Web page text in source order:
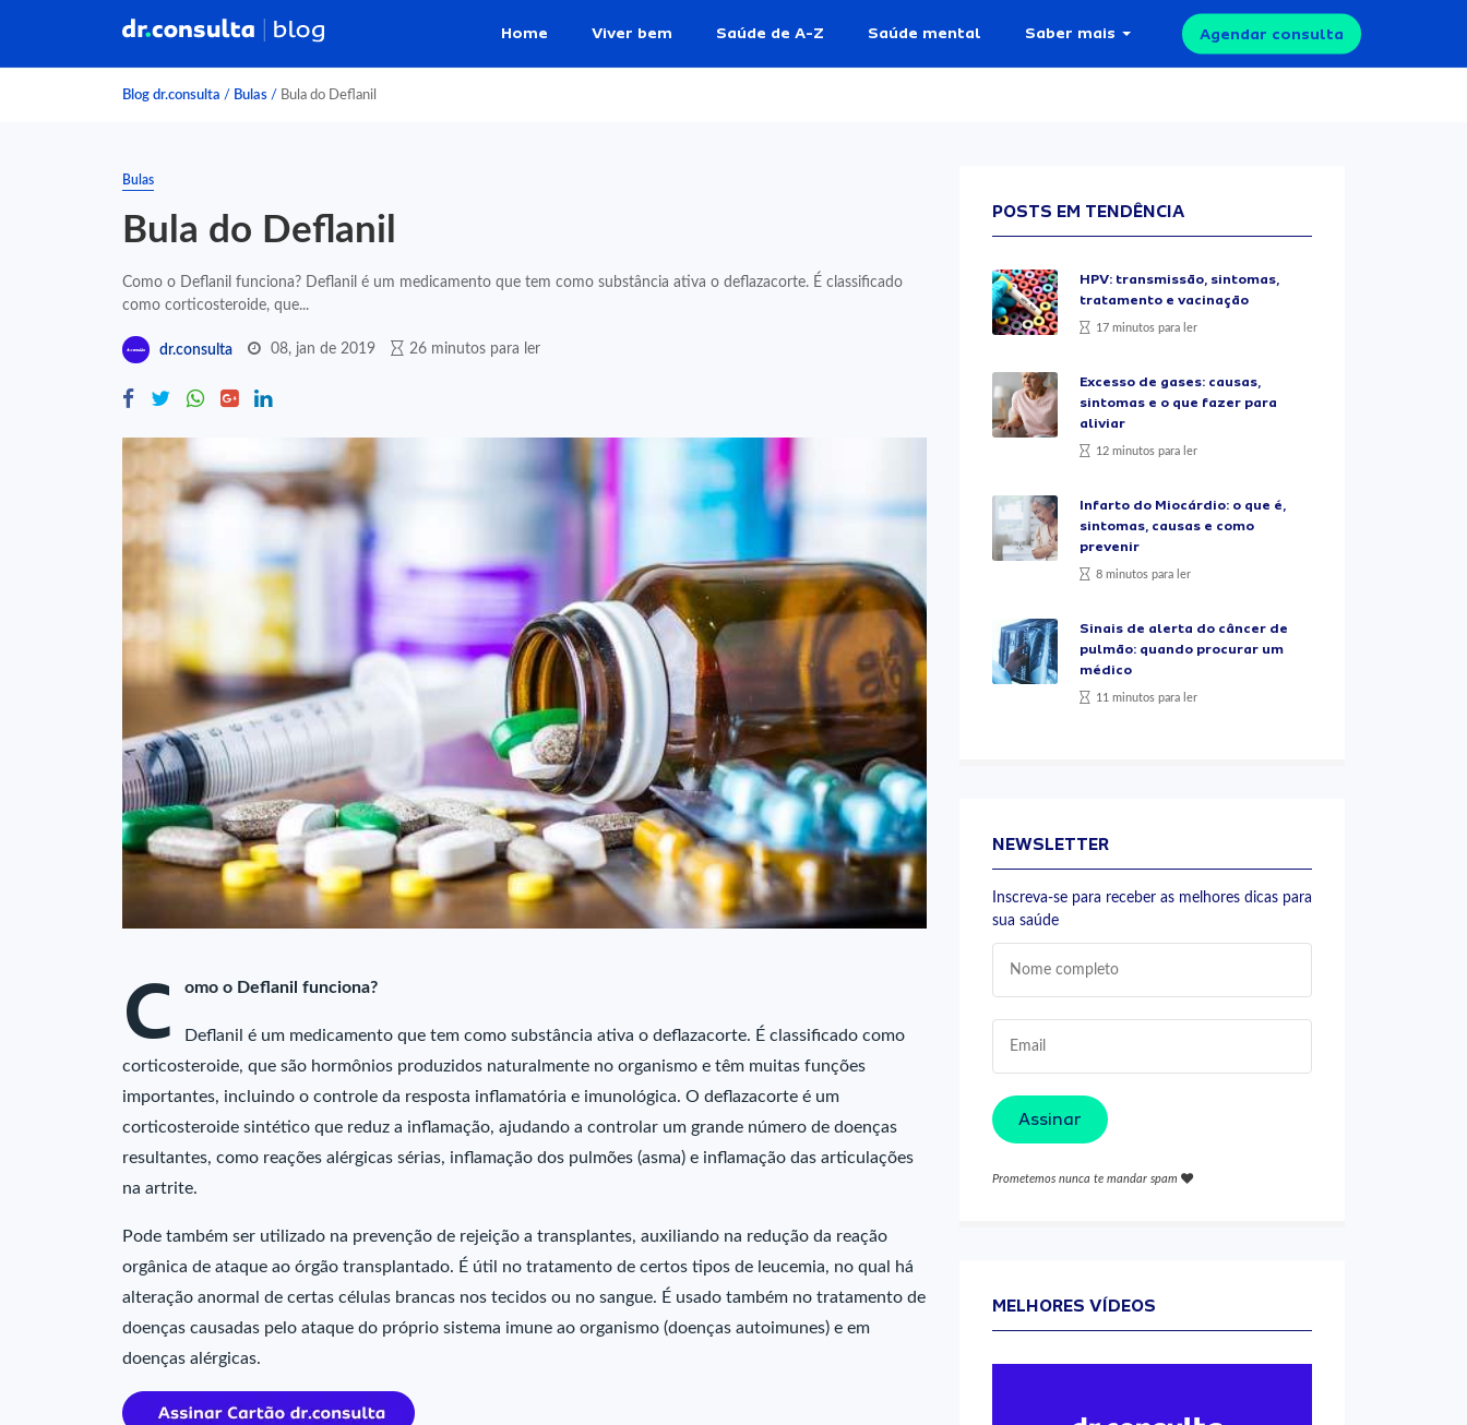
Home Viver bem Saúde de A-Z Saúde mental Saber mais Agendar consulta
Blog dr.consulta / Bulas / Bula do Deflanil
Bulas
Bula do Deflanil
Como o Deflanil funciona? Deflanil é um medicamento que tem como substância ativa o deflazacorte. É classificado
como corticosteroide, que...
dr.consulta 08, jan de 2019 26 minutos para ler
C omo o Deflanil funciona?
Deflanil é um medicamento que tem como substância ativa o deflazacorte. É classificado como
corticosteroide, que são hormônios produzidos naturalmente no organismo e têm muitas funções
importantes, incluindo o controle da resposta inflamatória e imunológica. O deflazacorte é um
corticosteroide sintético que reduz a inflamação, ajudando a controlar um grande número de doenças
resultantes, como reações alérgicas sérias, inflamação dos pulmões (asma) e inflamação das articulações
na artrite.
Pode também ser utilizado na prevenção de rejeição a transplantes, auxiliando na redução da reação
orgânica de ataque ao órgão transplantado. É útil no tratamento de certos tipos de leucemia, no qual há
alteração anormal de certas células brancas nos tecidos ou no sangue. É usado também no tratamento de
doenças causadas pelo ataque do próprio sistema imune ao organismo (doenças autoimunes) e em
doenças alérgicas.
POSTS EM TENDÊNCIA
HPV: transmissão, sintomas,
tratamento e vacinação
17 minutos para ler
Excesso de gases: causas,
sintomas e o que fazer para
aliviar
12 minutos para ler
Infarto do Miocárdio: o que é,
sintomas, causas e como
prevenir
8 minutos para ler
Sinais de alerta do câncer de
pulmão: quando procurar um
médico
11 minutos para ler
NEWSLETTER
Inscreva-se para receber as melhores dicas para
sua saúde
Assinar
Prometemos nunca te mandar spam
MELHORES VÍDEOS